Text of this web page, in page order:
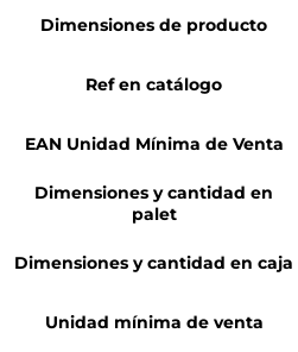
Dimensiones de producto
Ref en catálogo
EAN Unidad Mínima de Venta
Dimensiones y cantidad en
palet
Dimensiones y cantidad en caja
Unidad mínima de venta